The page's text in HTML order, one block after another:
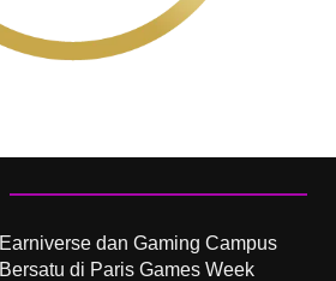
Earniverse dan Gaming Campus
Bersatu di Paris Games Week